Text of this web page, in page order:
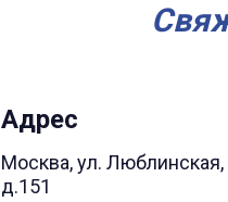
Адрес
Москва, ул. Люблинская,
д.151